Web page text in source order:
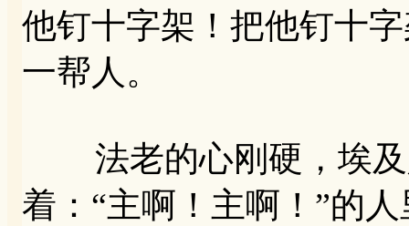
他钉十字架！把他钉十
一帮人。
法老的心刚硬，埃及
着：“主啊！主啊！”的